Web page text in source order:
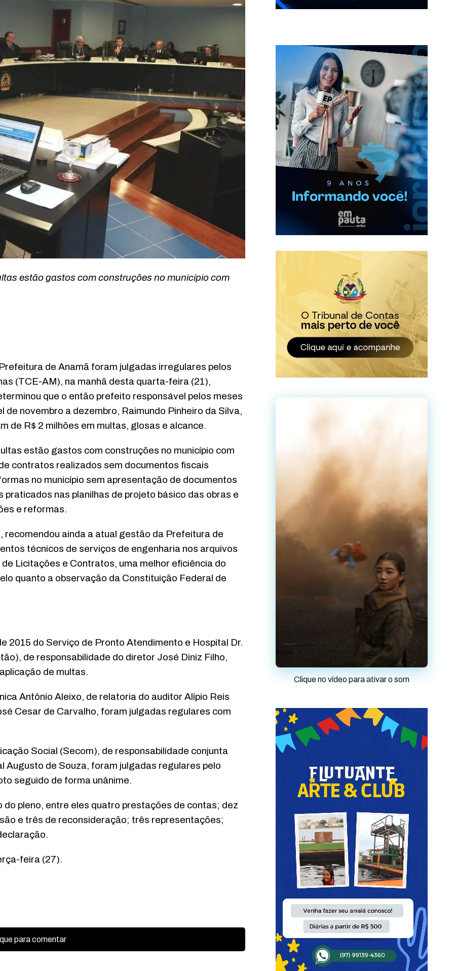
estão gastos com construções no município com
de Anamã foram julgadas irregulares pelos
(TCE-AM), na manhã desta quarta-feira (21),
que o então prefeito responsável pelos meses
novembro a dezembro, Raimundo Pinheiro da Silva,
de R$ 2 milhões em multas, glosas e alcance.
estão gastos com construções no município com
contratos realizados sem documentos fiscais
no município sem apresentação de documentos
nas planilhas de projeto básico das obras e
e reformas.
ainda a atual gestão da Prefeitura de
técnicos de serviços de engenharia nos arquivos
Licitações e Contratos, uma melhor eficiência do
quanto a observação da Constituição Federal de
2015 do Serviço de Pronto Atendimento e Hospital Dr.
de responsabilidade do diretor José Diniz Filho,
de multas.
Antônio Aleixo, de relatoria do auditor Alípio Reis
Cesar de Carvalho, foram julgadas regulares com
Social (Secom), de responsabilidade conjunta
Augusto de Souza, foram julgadas regulares pelo
seguido de forma unânime.
pleno, entre eles quatro prestações de contas; dez
e três de reconsideração; três representações;
feira (27).
para comentar
Clique no vídeo para ativar o som